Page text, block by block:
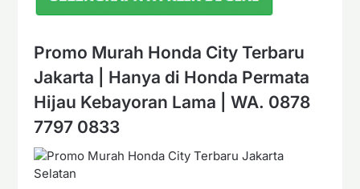
Promo Murah Honda City Terbaru
Jakarta | Hanya di Honda Permata
Hijau Kebayoran Lama | WA. 0878
7797 0833